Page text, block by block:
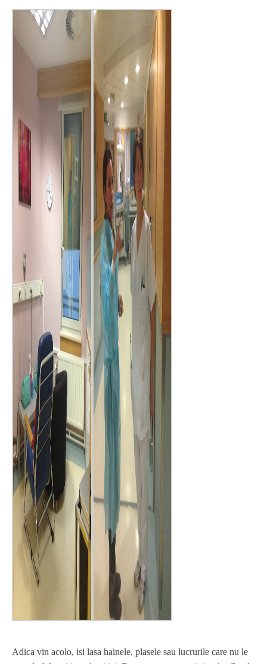
Adica vin acolo, isi lasa hainele, plasele sau lucrurile care nu le